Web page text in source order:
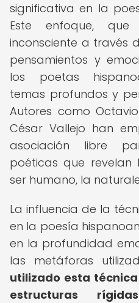
significativa en la
Este enfoque,
inconsciente a través
pensamientos y
los poetas
temas profundos y
Autores como
César Vallejo han
asociación libre
poéticas que revelan
ser humano, la
La influencia de la
en la poesía
en la profundidad
las metáforas
utilizado esta
estructuras